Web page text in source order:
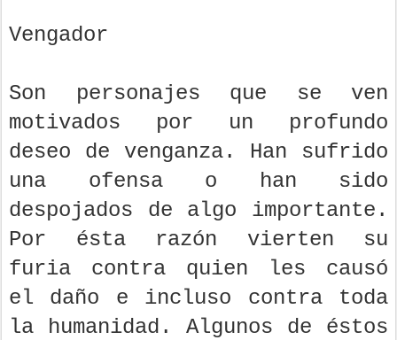
Vengador
Son personajes que se ven
motivados por un profundo
deseo de venganza. Han sufrido
una ofensa o han sido
despojados de algo importante.
Por ésta razón vierten su
furia contra quien les causó
el daño e incluso contra toda
la humanidad. Algunos de éstos